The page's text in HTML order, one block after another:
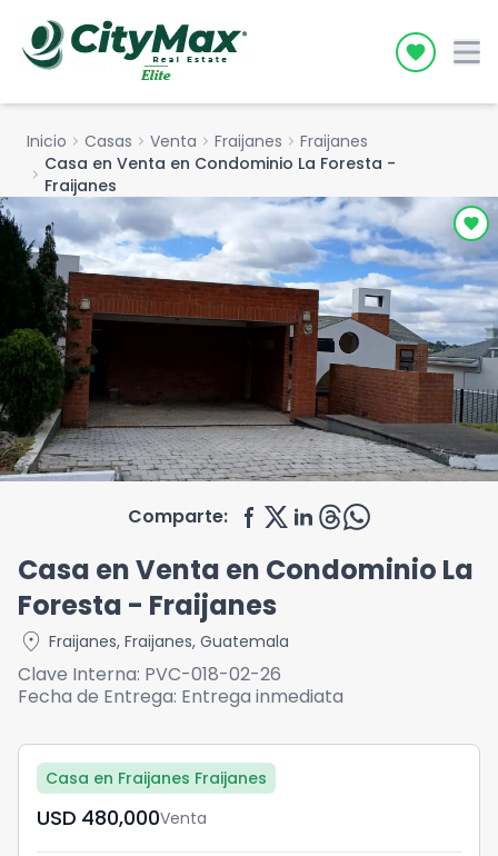
Icon
Inicio chevron_right Casas chevron_right Venta chevron_right Fraijanes chevron_right Fraijanes
chevron_right Casa en Venta en Condominio La Foresta -
Fraijanes
Comparte:
Casa en Venta en Condominio La
Foresta - Fraijanes
location_on Fraijanes, Fraijanes, Guatemala
Clave Interna: PVC-018-02-26
Fecha de Entrega: Entrega inmediata
Casa en Fraijanes Fraijanes
USD	480,000Venta